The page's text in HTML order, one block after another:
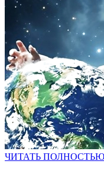
ЧИТАТЬ ПОЛНОСТЬЮ